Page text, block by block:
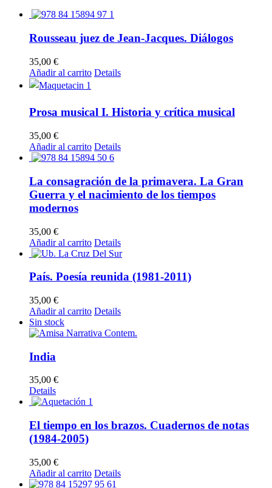
Rousseau juez de Jean-Jacques. Diálogos
35,00 €
Añadir al carrito Details
Prosa musical I. Historia y crítica musical
35,00 €
Añadir al carrito Details
La consagración de la primavera. La Gran
Guerra y el nacimiento de los tiempos
modernos
35,00 €
Añadir al carrito Details
País. Poesía reunida (1981-2011)
35,00 €
Añadir al carrito Details
Sin stock
India
35,00 €
Details
El tiempo en los brazos. Cuadernos de notas
(1984-2005)
35,00 €
Añadir al carrito Details